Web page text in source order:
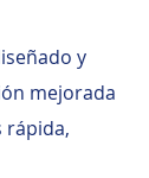
y
mejorada
rápida,